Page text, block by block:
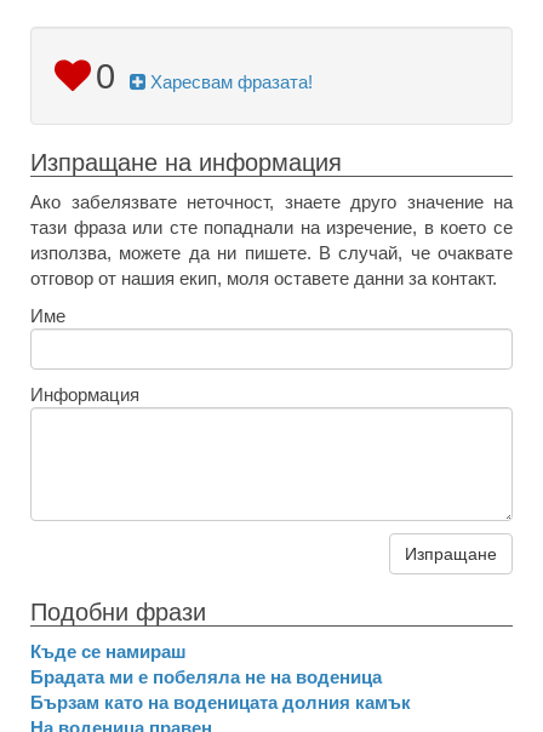
0 Харесвам фразата!
Изпращане на информация
Ако забелязвате неточност, знаете друго значение на
тази фраза или сте попаднали на изречение, в което се
използва, можете да ни пишете. В случай, че очаквате
отговор от нашия екип, моля оставете данни за контакт.
Име
Информация
Изпращане
Подобни фрази
Къде се намираш
Брадата ми е побеляла не на воденица
Бързам като на воденицата долния камък
На воденица правен